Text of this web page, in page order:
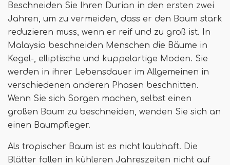
Beschneiden Sie Ihren Durian in den ersten zwei
Jahren, um zu vermeiden, dass er den Baum stark
reduzieren muss, wenn er reif und zu groß ist. In
Malaysia beschneiden Menschen die Bäume in
Kegel-, elliptische und kuppelartige Moden. Sie
werden in ihrer Lebensdauer im Allgemeinen in
verschiedenen anderen Phasen beschnitten.
Wenn Sie sich Sorgen machen, selbst einen
großen Baum zu beschneiden, wenden Sie sich an
einen Baumpfleger.
Als tropischer Baum ist es nicht laubhaft. Die
Blätter fallen in kühleren Jahreszeiten nicht auf